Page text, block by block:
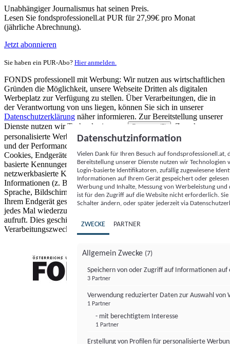
Unabhängiger Journalismus hat seinen Preis.
Lesen Sie fondsprofessionell.at PUR für 27,99€ pro Monat
(jährliche Abrechnung).
Jetzt abonnieren
Sie haben ein PUR-Abo? Hier anmelden.
FONDS professionell mit Werbung: Wir nutzen aus wirtschaftlichen
Gründen die Möglichkeit, unsere Webseite Dritten als digitalen
Werbeplatz zur Verfügung zu stellen. Über Verarbeitungen, die in
der Verantwortung von uns liegen, können Sie sich in unserer
Datenschutzerklärung näher informieren. Zur Bereitstellung unserer
Dienste nutzen wir Technologien von
Partnern (5)
. Zwecke:
personalisierte Werbung und Inhalte, Messung von Werbeleistung
und der Performance von Inhalten sowie Zielgruppenforschung.
Cookies, Endgeräte- oder ähnliche Online-Kennungen (z. B. login-
basierte Kennungen, zufällig generierte Kennungen,
netzwerkbasierte Kennungen) können zusammen mit anderen
Informationen (z. B. Browsertyp und Browserinformationen,
Sprache, Bildschirmgröße, unterstützte Technologien usw.) auf
Ihrem Endgerät gespeichert oder von dort ausgelesen werden, um es
jedes Mal wiederzuerkennen, wenn es eine App oder einer Webseite
aufruft. Dies geschieht für einen oder mehrere der hier aufgeführten
Verarbeitungszwecke.
Datenschutzinformation
Vielen Dank für Ihren Besuch auf
Bereitstellung unserer Dienste nutzen wir Technologien
Login-basierte Identifikatoren, zufällig zugewiesene
Informationen auf Ihrem Gerät gespeichert oder
Werbung und Inhalte, Messung von Werbeleistung
ist für den Zugriff auf die Website nicht erforderlich.
Schalter ändern, oder später jederzeit via
ZWECKE PARTNER
Allgemein Zwecke (7)
Speichern von oder Zugriff auf Informationen auf
3 Partner
Verwendung reduzierter Daten zur Auswahl von
1 Partner
- mit berechtigtem Interesse
1 Partner
Erstellung von Profilen für personalisierte
FONDS professionell